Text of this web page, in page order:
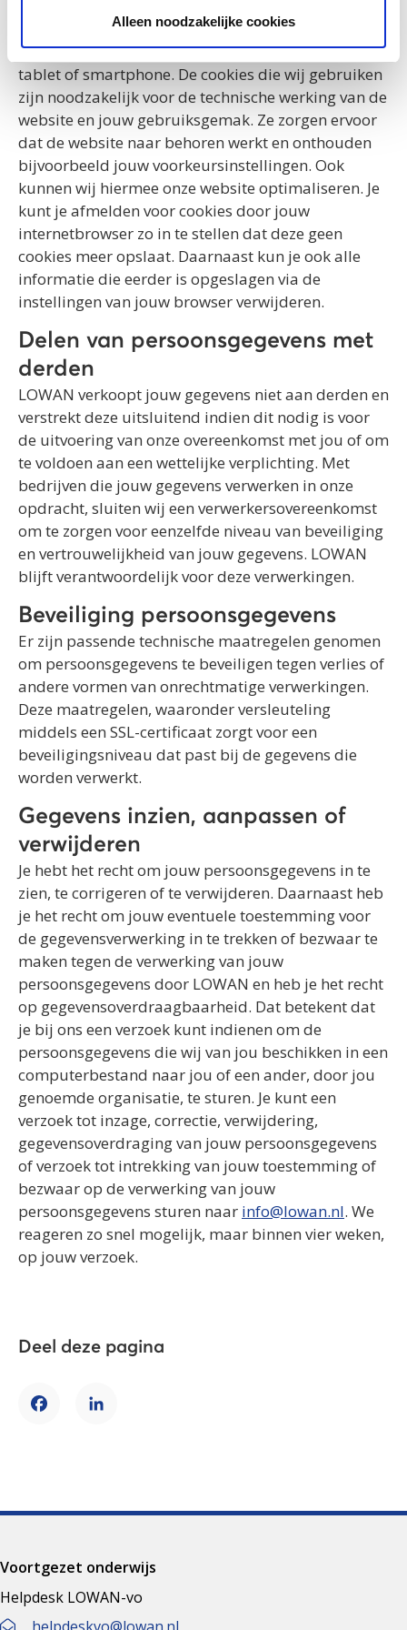
Alleen noodzakelijke cookies
maken op jouw privacy. Een cookie is een klein
tekstbestand dat bij het eerste bezoek aan deze
website wordt opgeslagen op jouw computer,
tablet of smartphone. De cookies die wij gebruiken
zijn noodzakelijk voor de technische werking van de
website en jouw gebruiksgemak. Ze zorgen ervoor
dat de website naar behoren werkt en onthouden
bijvoorbeeld jouw voorkeursinstellingen. Ook
kunnen wij hiermee onze website optimaliseren. Je
kunt je afmelden voor cookies door jouw
internetbrowser zo in te stellen dat deze geen
cookies meer opslaat. Daarnaast kun je ook alle
informatie die eerder is opgeslagen via de
instellingen van jouw browser verwijderen.
Delen van persoonsgegevens met
derden
LOWAN verkoopt jouw gegevens niet aan derden en
verstrekt deze uitsluitend indien dit nodig is voor
de uitvoering van onze overeenkomst met jou of om
te voldoen aan een wettelijke verplichting. Met
bedrijven die jouw gegevens verwerken in onze
opdracht, sluiten wij een verwerkersovereenkomst
om te zorgen voor eenzelfde niveau van beveiliging
en vertrouwelijkheid van jouw gegevens. LOWAN
blijft verantwoordelijk voor deze verwerkingen.
Beveiliging persoonsgegevens
Er zijn passende technische maatregelen genomen
om persoonsgegevens te beveiligen tegen verlies of
andere vormen van onrechtmatige verwerkingen.
Deze maatregelen, waaronder versleuteling
middels een SSL-certificaat zorgt voor een
beveiligingsniveau dat past bij de gegevens die
worden verwerkt.
Gegevens inzien, aanpassen of
verwijderen
Je hebt het recht om jouw persoonsgegevens in te
zien, te corrigeren of te verwijderen. Daarnaast heb
je het recht om jouw eventuele toestemming voor
de gegevensverwerking in te trekken of bezwaar te
maken tegen de verwerking van jouw
persoonsgegevens door LOWAN en heb je het recht
op gegevensoverdraagbaarheid. Dat betekent dat
je bij ons een verzoek kunt indienen om de
persoonsgegevens die wij van jou beschikken in een
computerbestand naar jou of een ander, door jou
genoemde organisatie, te sturen. Je kunt een
verzoek tot inzage, correctie, verwijdering,
gegevensoverdraging van jouw persoonsgegevens
of verzoek tot intrekking van jouw toestemming of
bezwaar op de verwerking van jouw
persoonsgegevens sturen naar info@lowan.nl. We
reageren zo snel mogelijk, maar binnen vier weken,
op jouw verzoek.
Deel deze pagina
FacebookLinkedIn
Voortgezet onderwijs
Helpdesk LOWAN-vo
helpdeskvo@lowan.nl